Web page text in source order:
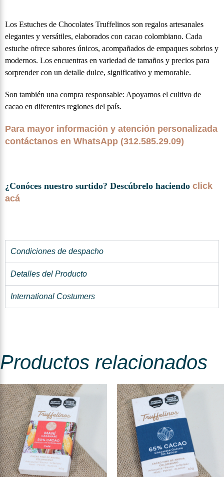
Los Estuches de Chocolates Truffelinos son regalos artesanales
elegantes y versátiles, elaborados con cacao colombiano. Cada
estuche ofrece sabores únicos, acompañados de empaques sobrios y
modernos. Los encuentras en variedad de tamaños y precios para
sorprender con un detalle dulce, significativo y memorable.
Son también una compra responsable: Apoyamos el cultivo de
cacao en diferentes regiones del país.
Para mayor información y atención personalizada
contáctanos en WhatsApp (312.585.29.09)
¿Conóces nuestro surtido? Descúbrelo haciendo click
acá
Condiciones de despacho
Detalles del Producto
International Costumers
Productos relacionados